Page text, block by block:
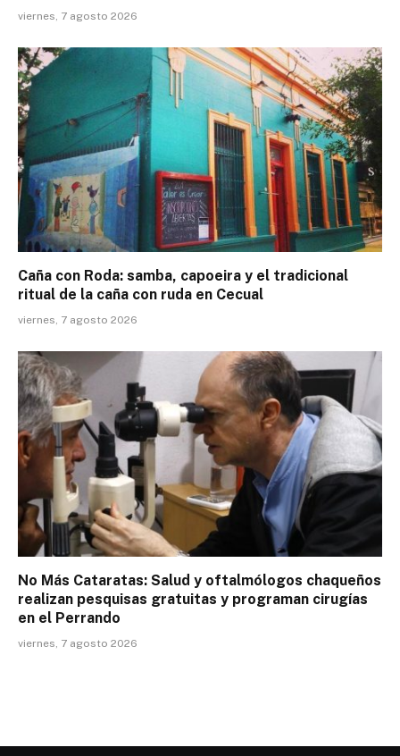
viernes, 7 agosto 2026
Caña con Roda: samba, capoeira y el tradicional
ritual de la caña con ruda en Cecual
viernes, 7 agosto 2026
No Más Cataratas: Salud y oftalmólogos chaqueños
realizan pesquisas gratuitas y programan cirugías
en el Perrando
viernes, 7 agosto 2026